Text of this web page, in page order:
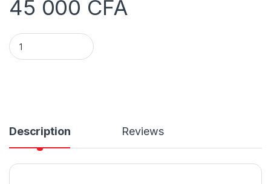
45 000 CFA
Interrupteur horaire programmation analogique quantity
Description Reviews